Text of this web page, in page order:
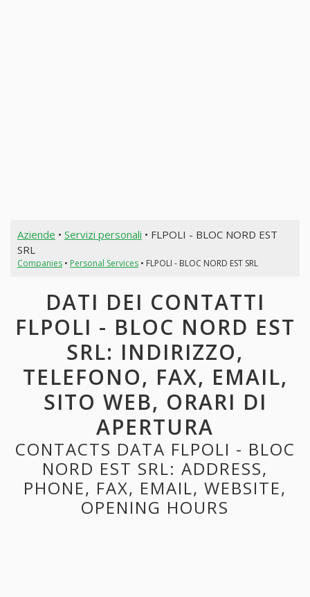
Aziende • Servizi personali • FLPOLI - BLOC NORD EST
SRL
Companies• Personal Services• FLPOLI - BLOC NORD EST SRL
DATI DEI CONTATTI
FLPOLI - BLOC NORD EST
SRL: INDIRIZZO,
TELEFONO, FAX, EMAIL,
SITO WEB, ORARI DI
APERTURA
CONTACTS DATA FLPOLI - BLOC
NORD EST SRL: ADDRESS,
PHONE, FAX, EMAIL, WEBSITE,
OPENING HOURS